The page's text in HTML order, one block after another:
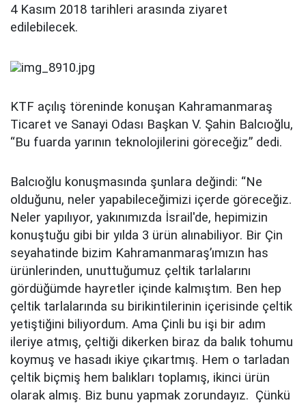
4 Kasım 2018 tarihleri arasında ziyaret
edilebilecek.
KTF açılış töreninde konuşan Kahramanmaraş
Ticaret ve Sanayi Odası Başkan V. Şahin Balcıoğlu,
“Bu fuarda yarının teknolojilerini göreceğiz” dedi.
Balcıoğlu konuşmasında şunlara değindi: “Ne
olduğunu, neler yapabileceğimizi içerde göreceğiz.
Neler yapılıyor, yakınımızda İsrail'de, hepimizin
konuştuğu gibi bir yılda 3 ürün alınabiliyor. Bir Çin
seyahatinde bizim Kahramanmaraş’ımızın has
ürünlerinden, unuttuğumuz çeltik tarlalarını
gördüğümde hayretler içinde kalmıştım. Ben hep
çeltik tarlalarında su birikintilerinin içerisinde çeltik
yetiştiğini biliyordum. Ama Çinli bu işi bir adım
ileriye atmış, çeltiği dikerken biraz da balık tohumu
koymuş ve hasadı ikiye çıkartmış. Hem o tarladan
çeltik biçmiş hem balıkları toplamış, ikinci ürün
olarak almış. Biz bunu yapmak zorundayız. Çünkü